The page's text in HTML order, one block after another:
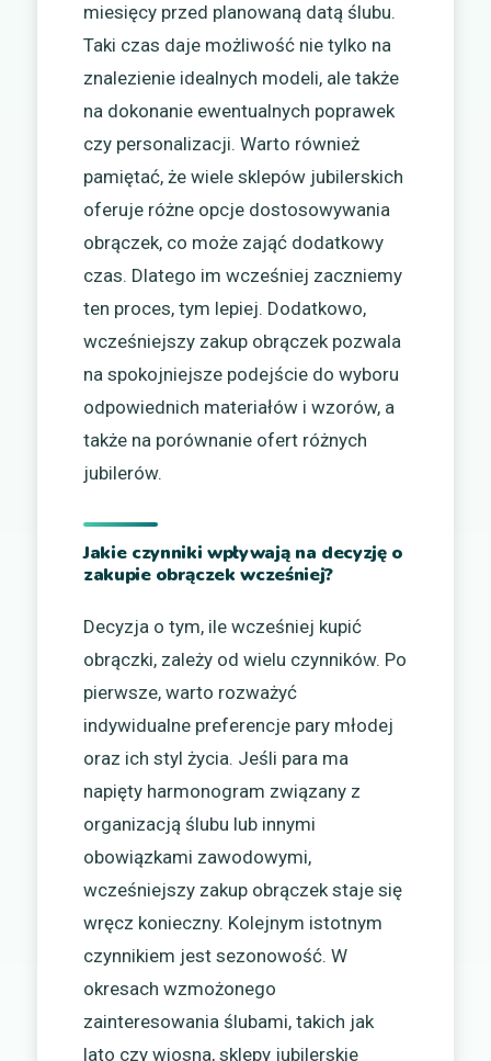
miesięcy przed planowaną datą ślubu.
Taki czas daje możliwość nie tylko na
znalezienie idealnych modeli, ale także
na dokonanie ewentualnych poprawek
czy personalizacji. Warto również
pamiętać, że wiele sklepów jubilerskich
oferuje różne opcje dostosowywania
obrączek, co może zająć dodatkowy
czas. Dlatego im wcześniej zaczniemy
ten proces, tym lepiej. Dodatkowo,
wcześniejszy zakup obrączek pozwala
na spokojniejsze podejście do wyboru
odpowiednich materiałów i wzorów, a
także na porównanie ofert różnych
jubilerów.
Jakie czynniki wpływają na decyzję o
zakupie obrączek wcześniej?
Decyzja o tym, ile wcześniej kupić
obrączki, zależy od wielu czynników. Po
pierwsze, warto rozważyć
indywidualne preferencje pary młodej
oraz ich styl życia. Jeśli para ma
napięty harmonogram związany z
organizacją ślubu lub innymi
obowiązkami zawodowymi,
wcześniejszy zakup obrączek staje się
wręcz konieczny. Kolejnym istotnym
czynnikiem jest sezonowość. W
okresach wzmożonego
zainteresowania ślubami, takich jak
lato czy wiosna, sklepy jubilerskie